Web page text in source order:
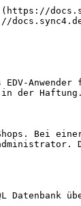
der
Bei